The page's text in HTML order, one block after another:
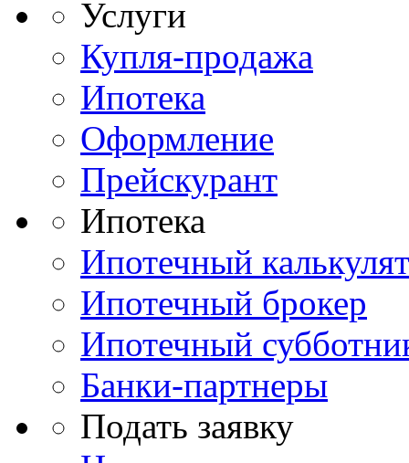
Услуги
Купля-продажа
Ипотека
Оформление
Прейскурант
Ипотека
Ипотечный
Ипотечный брокер
Ипотечный
Банки-партнеры
Подать заявку